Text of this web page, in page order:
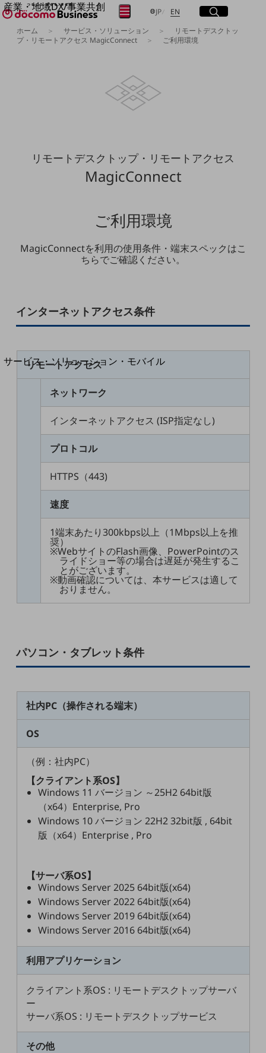
産業・地域DX/事業共創
OPEN HUB for Plural Futures
自律・分散・協調型社会の実現を目指し、
プレイヤー(カタリスト/パートナー企業)
Smart City
地域社会を支える皆さまと地域課題の解決や
別ウィンドウで開きます
サービス・ソリューション・モバイル
DXに関する課題を解決する
サービス・ソリューションをご紹介
カテゴリーで探す
ネットワーク・モバイル
クラウド・データセンター
セキュリティ
データ利活用
業務支援・マーケティング
コミュニケーション・情報共有
マーケティング
業務効率化
災害対策
職場環境整備
地域共創・地方創生
遠隔監視
顧客体験（CX）改善
自動化・省電化
業種・業態で探す
業種・業態で探すTOP
一次産業
JP日本語
EN Englishサイト内検索
開く
メニュー
開く
ホーム サービス・ソリューション
リモートデスクトッ
プ・リモートアクセス MagicConnect
ご利用環境
リモートデスクトップ・リモートアクセス
MagicConnect
ご利用環境
MagicConnectを利用の使用条件・端末スペックはこ
ちらでご確認ください。
インターネットアクセス条件
リモートアクセス
ネットワーク
インターネットアクセス (ISP指定なし)
プロトコル
HTTPS（443)
速度
1端末あたり300kbps以上（1Mbps以上を推
奨）
※WebサイトのFlash画像、PowerPointのス
ライドショー等の場合は遅延が発生するこ
とがございます。
※動画確認については、本サービスは適して
おりません。
パソコン・タブレット条件
社内PC（操作される端末）
OS
（例：社内PC）
【クライアント系OS】
Windows 11 バージョン ～25H2 64bit版
（x64）Enterprise, Pro
Windows 10 バージョン 22H2 32bit版 , 64bit
版（x64）Enterprise , Pro
【サーバ系OS】
Windows Server 2025 64bit版(x64)
Windows Server 2022 64bit版(x64)
Windows Server 2019 64bit版(x64)
Windows Server 2016 64bit版(x64)
利用アプリケーション
クライアント系OS : リモートデスクトップサーバ
ー
サーバ系OS : リモートデスクトップサービス
その他